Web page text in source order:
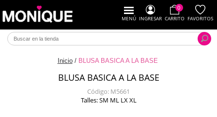
MENÚ INGRESAR
0
CARRITO FAVORITOS
Inicio / BLUSA BASICA A LA BASE
BLUSA BASICA A LA BASE
Código: M5661
Talles: SM ML LX XL